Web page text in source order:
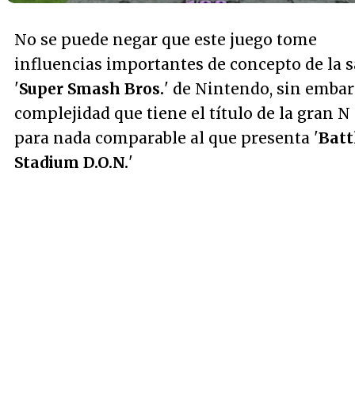
No se puede negar que este juego tome
influencias importantes de concepto de la
'Super Smash Bros.' de Nintendo, sin
complejidad que tiene el título de la gran N
para nada comparable al que presenta '
Stadium D.O.N.'